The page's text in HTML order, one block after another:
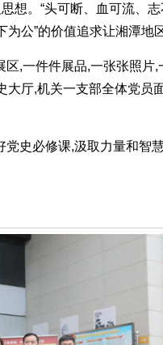
。“头可断、血可流、
公”的价值追求让湘潭地
区,一件件展品,一张张照
厅,机关一支部全体党员
史必修课,汲取力量和智